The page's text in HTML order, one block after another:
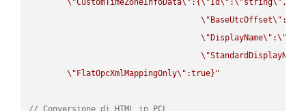
\"CustomTimeZoneInfoData\" :{\"Id\" :\"string\" ,
\" BaseUtcOffset\" :
\" DisplayName\" :\"
\"StandardDisplayName
\" FlatOpcXmlMappingOnly\" :true}"
// Conversione di HTML in PCL